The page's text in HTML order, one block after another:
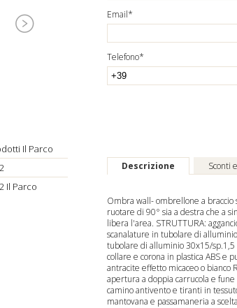
Il Parco
Il Parco
Email*
Telefono*
Descrizione Sconti
Ombra wall- ombrellone a braccio
ruotare di 90° sia a destra che a
libera l'area. STRUTTURA:
scanalature in tubolare di
tubolare di alluminio 30x15/sp.1,5
collare e corona in plastica ABS e
antracite effetto micaceo o bianco
apertura a doppia carrucola e
camino antivento e tiranti in
mantovana e passamaneria a